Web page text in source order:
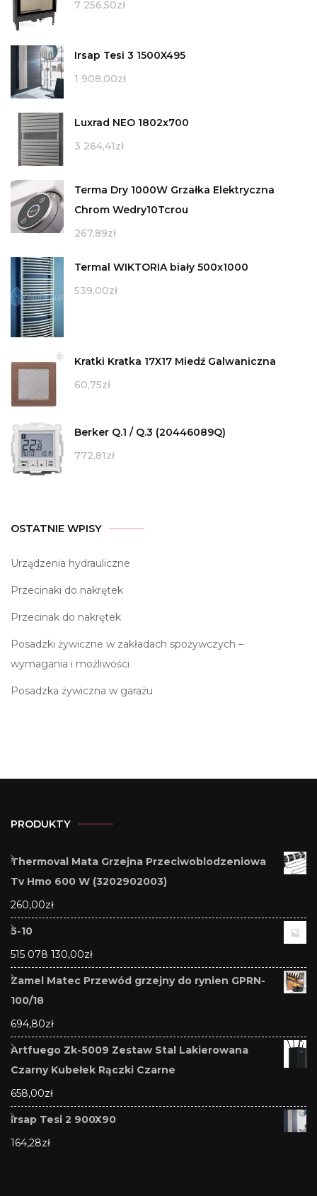
7 256,50zł
Irsap Tesi 3 1500X495
1 908,00zł
Luxrad NEO 1802x700
3 264,41zł
Terma Dry 1000W Grzałka Elektryczna
Chrom Wedry10Tcrou
267,89zł
Termal WIKTORIA biały 500x1000
539,00zł
Kratki Kratka 17X17 Miedź Galwaniczna
60,75zł
Berker Q.1 / Q.3 (20446089Q)
772,81zł
OSTATNIE WPISY
Urządzenia hydrauliczne
Przecinaki do nakrętek
Przecinak do nakrętek
Posadzki żywiczne w zakładach spożywczych –
wymagania i możliwości
Posadzka żywiczna w garażu
PRODUKTY
Thermoval Mata Grzejna Przeciwoblodzeniowa
Tv Hmo 600 W (3202902003)
260,00zł
5-10
515 078 130,00zł
Zamel Matec Przewód grzejny do rynien GPRN-
100/18
694,80zł
Artfuego Zk-5009 Zestaw Stal Lakierowana
Czarny Kubełek Rączki Czarne
658,00zł
Irsap Tesi 2 900X90
164,28zł